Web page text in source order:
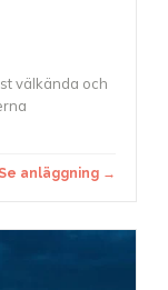
välkända och
anläggning →